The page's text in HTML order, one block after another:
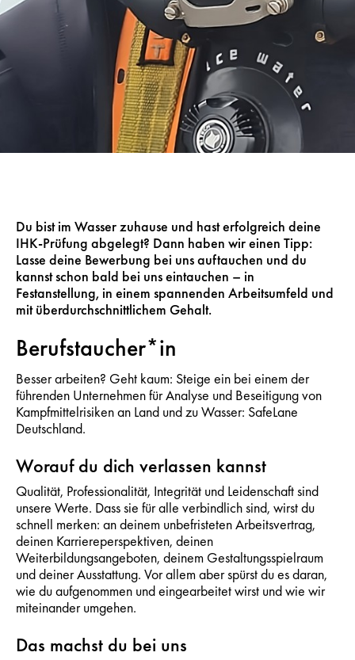
Du bist im Wasser zuhause und hast erfolgreich deine
IHK-Prüfung abgelegt? Dann haben wir einen Tipp:
Lasse deine Bewerbung bei uns auftauchen und du
kannst schon bald bei uns eintauchen – in
Festanstellung, in einem spannenden Arbeitsumfeld und
mit überdurchschnittlichem Gehalt.
Berufstaucher*in
Besser arbeiten? Geht kaum: Steige ein bei einem der
führenden Unternehmen für Analyse und Beseitigung von
Kampfmittelrisiken an Land und zu Wasser: SafeLane
Deutschland.
Worauf du dich verlassen kannst
Qualität, Professionalität, Integrität und Leidenschaft sind
unsere Werte. Dass sie für alle verbindlich sind, wirst du
schnell merken: an deinem unbefristeten Arbeitsvertrag,
deinen Karriereperspektiven, deinen
Weiterbildungsangeboten, deinem Gestaltungsspielraum
und deiner Ausstattung. Vor allem aber spürst du es daran,
wie du aufgenommen und eingearbeitet wirst und wie wir
miteinander umgehen.
Das machst du bei uns